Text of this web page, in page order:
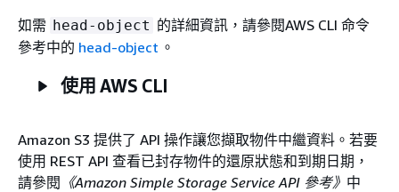
如需 head-object 的詳細資訊，請參閱AWS CLI 命令
參考中的 head-object 。
使用 AWS CLI
Amazon S3 提供了 API 操作讓您擷取物件中繼資料。若要
使用 REST API 查看已封存物件的還原狀態和到期日期，
請參閱 《Amazon Simple Storage Service API 參考》 中